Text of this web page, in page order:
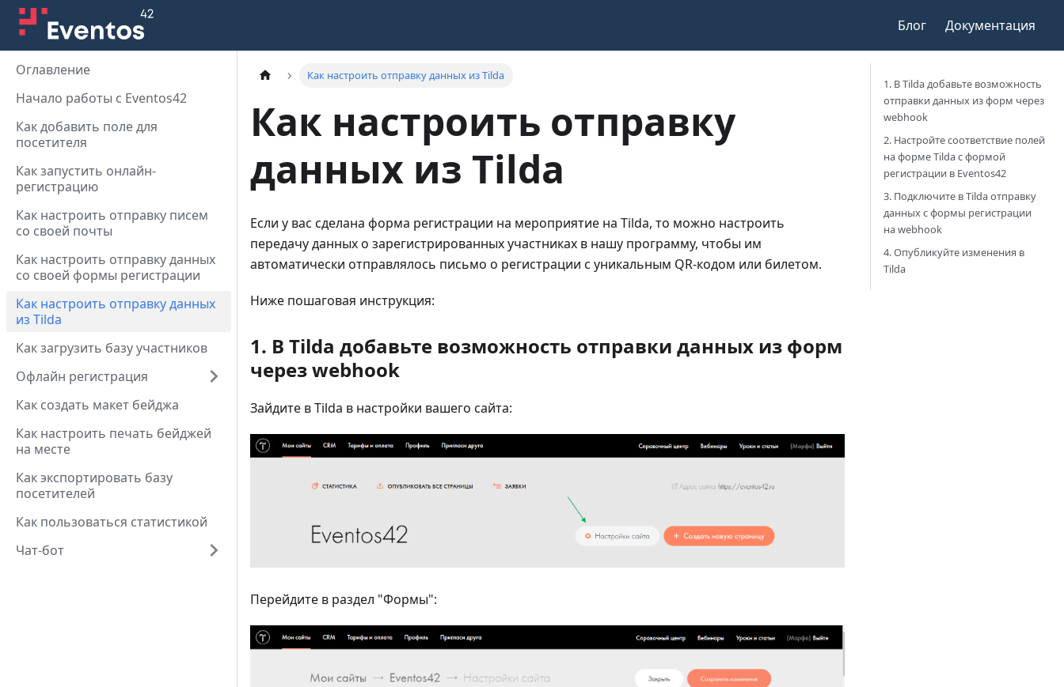
Блог Документация
Оглавление
Начало работы с Eventos42
Как добавить поле для
посетителя
Как запустить онлайн-
регистрацию
Как настроить отправку писем
со своей почты
Как настроить отправку данных
со своей формы регистрации
Как настроить отправку данных
из Tilda
Как загрузить базу участников
Офлайн регистрация
Как создать макет бейджа
Как настроить печать бейджей
на месте
Как экспортировать базу
посетителей
Как пользоваться статистикой
Чат-бот
Как настроить отправку данных из Tilda
Как настроить отправку
данных из Tilda
Если у вас сделана форма регистрации на мероприятие на Tilda, то можно настроить
передачу данных о зарегистрированных участниках в нашу программу, чтобы им
автоматически отправлялось письмо о регистрации с уникальным QR-кодом или билетом.
Ниже пошаговая инструкция:
1. В Tilda добавьте возможность отправки данных из форм
через webhook
Зайдите в Tilda в настройки вашего сайта:
Перейдите в раздел "Формы":
1. В Tilda добавьте возможность
отправки данных из форм через
webhook
2. Настройте соответствие полей
на форме Tilda с формой
регистрации в Eventos42
3. Подключите в Tilda отправку
данных с формы регистрации
на webhook
4. Опубликуйте изменения в
Tilda